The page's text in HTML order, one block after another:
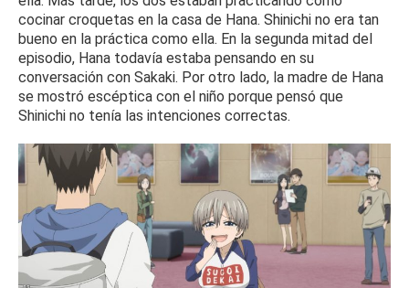
cocinar croquetas en la casa de Hana. Shinichi no era tan
bueno en la práctica como ella. En la segunda mitad del
episodio, Hana todavía estaba pensando en su
conversación con Sakaki. Por otro lado, la madre de Hana
se mostró escéptica con el niño porque pensó que
Shinichi no tenía las intenciones correctas.